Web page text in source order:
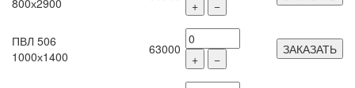
+ −
ПВЛ 506
1000х1400
63000
+ −
ЗАКАЗАТЬ